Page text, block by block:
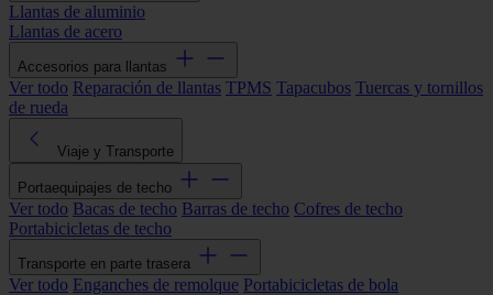
Llantas de aluminio
Llantas de acero
Accesorios para llantas
Ver todo Reparación de llantas TPMS Tapacubos Tuercas y tornillos
de rueda
Viaje y Transporte
Portaequipajes de techo
Ver todo Bacas de techo Barras de techo Cofres de techo
Portabicicletas de techo
Transporte en parte trasera
Ver todo Enganches de remolque Portabicicletas de bola